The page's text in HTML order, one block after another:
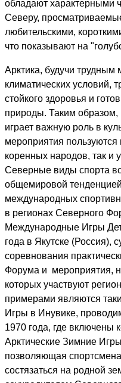
обладают характерными
Северу,
любительскими,
что показывают на
Арктика, будучи трудным
климатических условий,
стойкого здоровья и
природы. Таким образом,
играет важную роль в
мероприятия пользуются
коренных народов, так и
Северные виды спорта
общемировой
международных
в регионах Северного
Международные Игры
года в Якутске (Россия),
соревнования
Форума и мероприятия,
которых участвуют
примерами являются
Игры в Инувике,
1970 года, где включены
Арктические Зимние
позволяющая
состязаться на родной